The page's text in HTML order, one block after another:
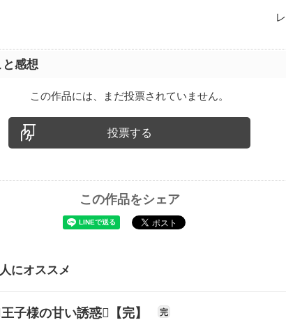
と感想
この作品には、まだ投票されていません。
投票する
この作品をシェア
にオススメ
子様の甘い誘惑【完】 完